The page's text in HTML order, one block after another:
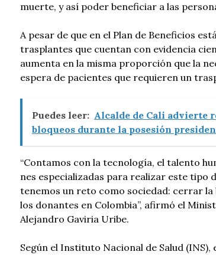
muerte, y así poder beneficiar a las
A pesar de que en el Plan de Beneficios
trasplantes que cuentan con evidencia
aumenta en la misma proporción que la
espera de pacientes que requieren un
Puedes leer: Alcalde de Cali advierte
bloqueos durante la posesión
“Contamos con la tecnología, el talento
nes especializadas para realizar este tipo
tenemos un reto como sociedad: cerrar la
los donantes en Colombia”, afirmó el
Alejandro Gaviria Uribe.
Según el Instituto Nacional de Salud (INS),